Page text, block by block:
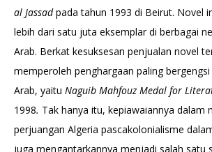
al Jassadpada tahun 1993 di Beirut. Novel
lebih dari satu juta eksemplar di berbagai
Arab. Berkat kesuksesan penjualan novel
memperoleh penghargaan paling
Arab, yaitu Naguib Mahfouz Medal for
1998. Tak hanya itu, kepiawaiannya dalam
perjuangan Algeria pascakolonialisme
juga mengantarkannya menjadi salah satu